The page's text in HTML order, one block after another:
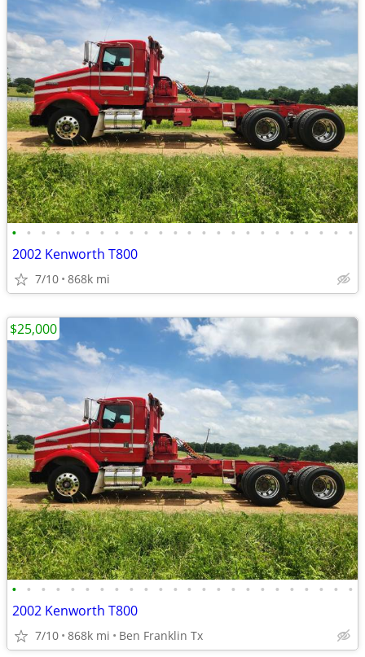
• • • • • • • • • • • • • • • • • • • • • • • •
2002 Kenworth T800
7/10 868k mi
• • • • • • • • • • • • • • • • • • • • • • • •
2002 Kenworth T800
7/10 868k mi Ben Franklin Tx
$25,000